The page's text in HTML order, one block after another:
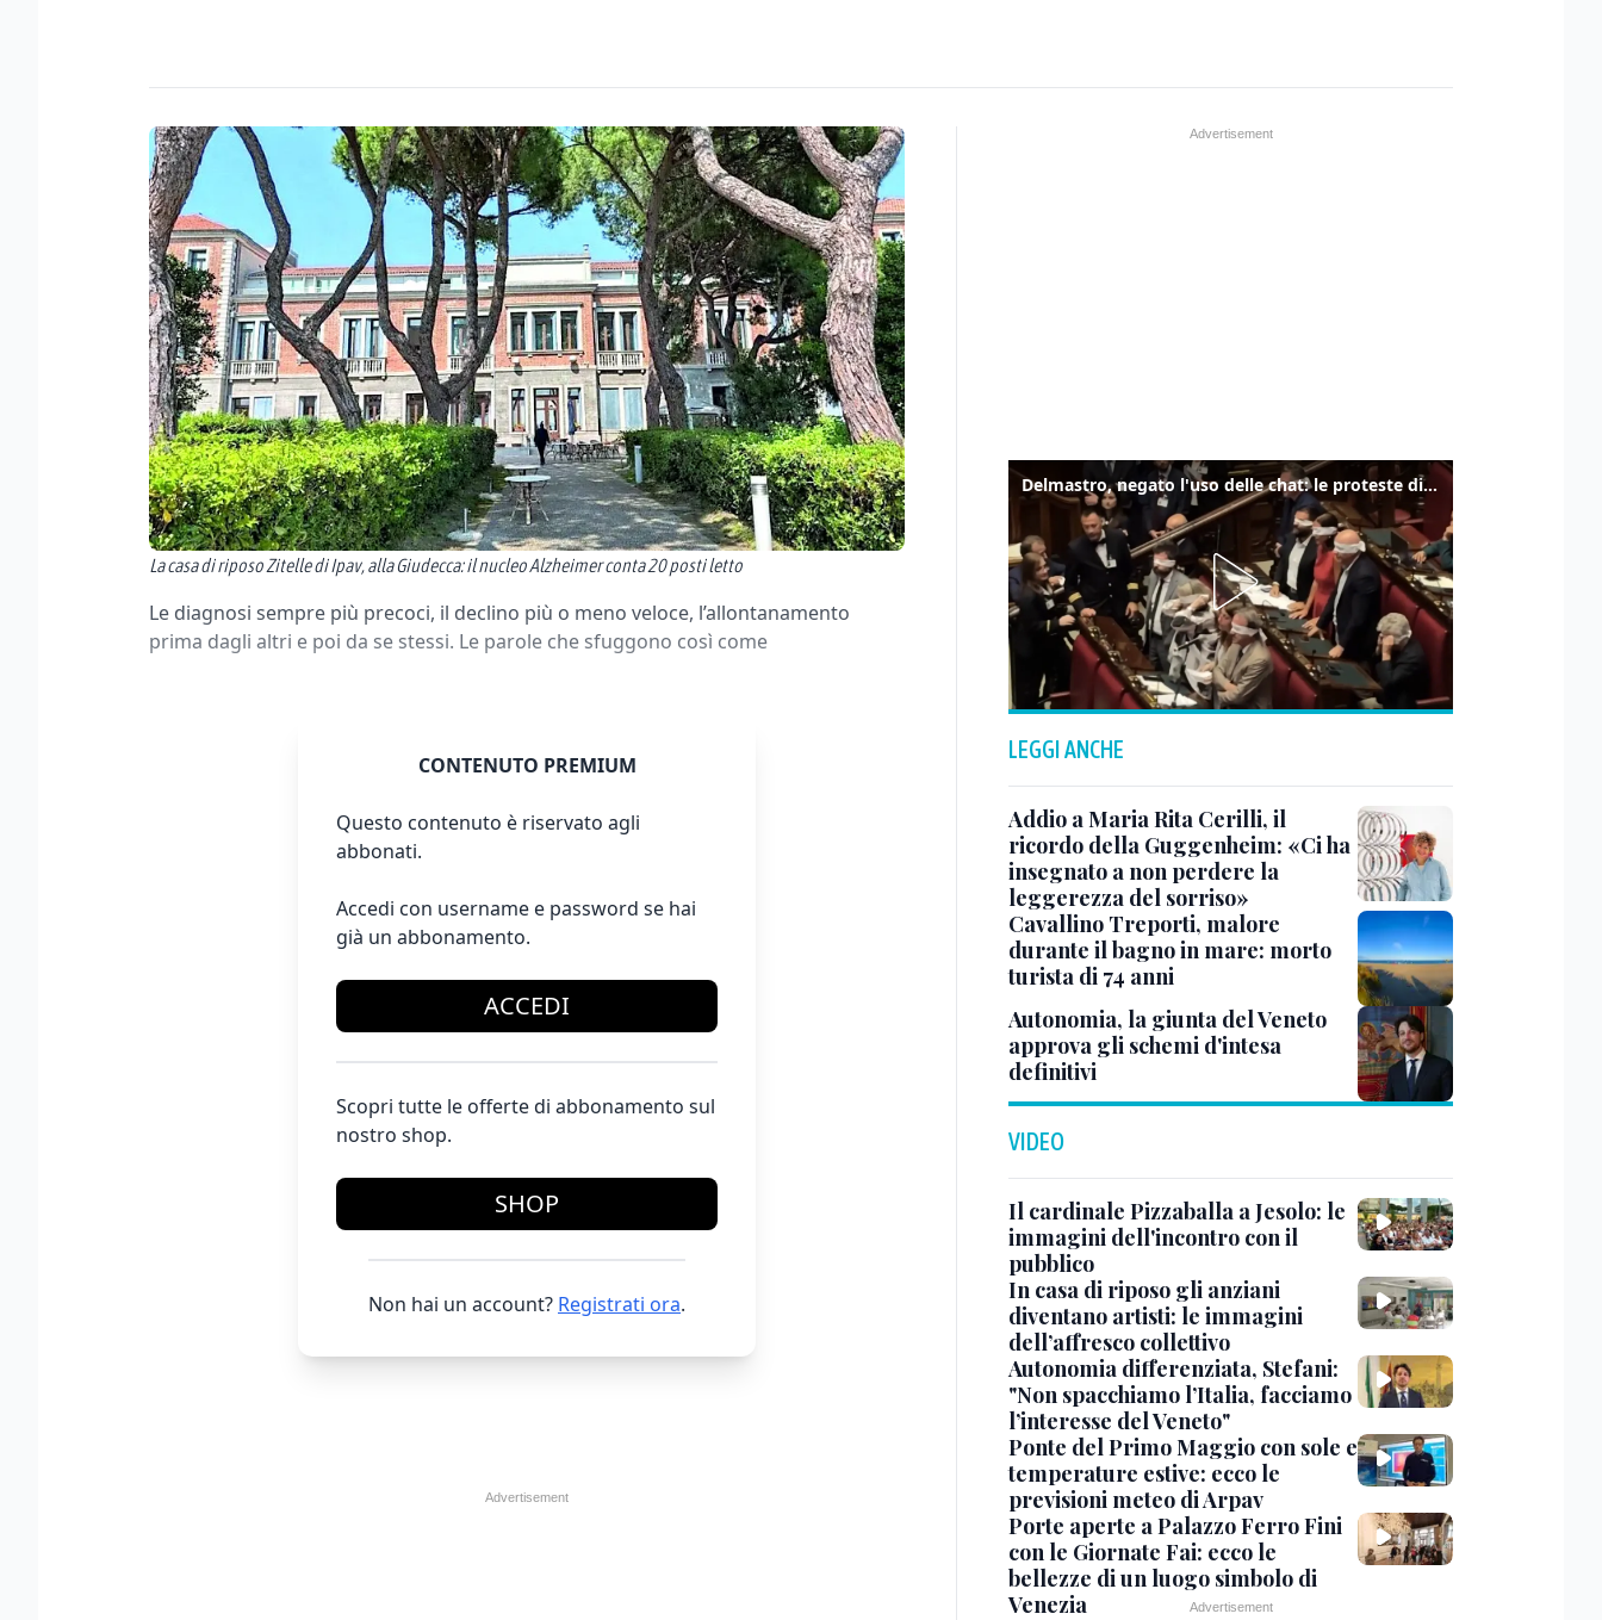
La casa di riposo Zitelle di Ipav, alla Giudecca: il nucleo Alzheimer conta 20 posti letto
Le diagnosi sempre più precoci, il declino più o meno veloce, l’allontanamento
prima dagli altri e poi da se stessi. Le parole che sfuggono così come
CONTENUTO PREMIUM
Questo contenuto è riservato agli
abbonati.
Accedi con username e password se hai
già un abbonamento.
ACCEDI
Scopri tutte le offerte di abbonamento sul
nostro shop.
SHOP
Non hai un account? Registrati ora.
Delmastro, negato l'uso delle chat: le proteste di Avs e M5s
LEGGI ANCHE
Addio a Maria Rita Cerilli, il
ricordo della Guggenheim: «Ci ha
insegnato a non perdere la
leggerezza del sorriso»
Cavallino Treporti, malore
durante il bagno in mare: morto
turista di 74 anni
Autonomia, la giunta del Veneto
approva gli schemi d'intesa
definitivi
VIDEO
Il cardinale Pizzaballa a Jesolo: le
immagini dell'incontro con il
pubblico
In casa di riposo gli anziani
diventano artisti: le immagini
dell’affresco collettivo
Autonomia differenziata, Stefani:
"Non spacchiamo l’Italia, facciamo
l’interesse del Veneto"
Ponte del Primo Maggio con sole e
temperature estive: ecco le
previsioni meteo di Arpav
Porte aperte a Palazzo Ferro Fini
con le Giornate Fai: ecco le
bellezze di un luogo simbolo di
Venezia